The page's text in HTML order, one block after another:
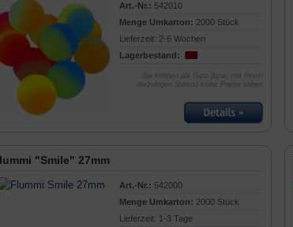
Art.-Nr.: 542010
Menge Umkarton: 2000 Stück
Lieferzeit: 2-6 Wochen
Lagerbestand:
Sie können als Gast (bzw. mit Ihrem
derzeitigen Status) keine Preise sehen
"Smile" 27mm
Art.-Nr.: 542000
Menge Umkarton: 2000 Stück
Lieferzeit: 1-3 Tage